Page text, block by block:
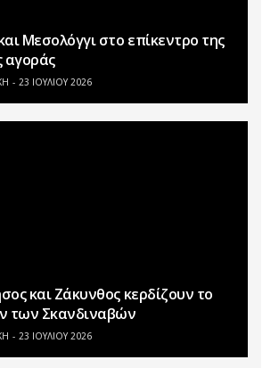
Μεσολόγγι στο επίκεντρο της
αγοράς
23 ΙΟΥΛΊΟΥ 2026
και Ζάκυνθος κερδίζουν το
των Σκανδιναβών
23 ΙΟΥΛΊΟΥ 2026